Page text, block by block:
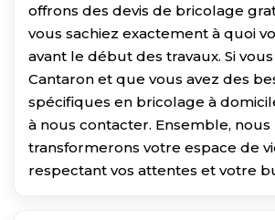
offrons des devis de bricolage
vous sachiez exactement à quoi
avant le début des travaux. Si
Cantaron et que vous avez des
spécifiques en bricolage à
à nous contacter. Ensemble, nous
transformerons votre espace de
respectant vos attentes et votre